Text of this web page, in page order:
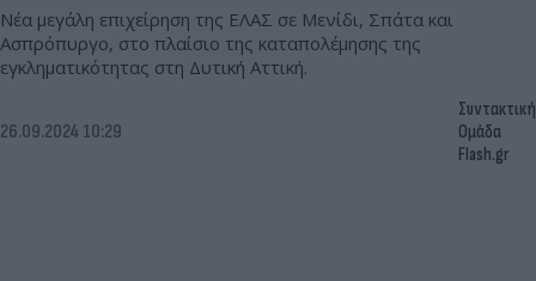
Νέα μεγάλη επιχείρηση της ΕΛΑΣ σε Μενίδι, Σπάτα και
Ασπρόπυργο, στο πλαίσιο της καταπολέμησης της
εγκληματικότητας στη Δυτική Αττική.
26.09.2024 10:29
Συντακτική
Ομάδα
Flash.gr